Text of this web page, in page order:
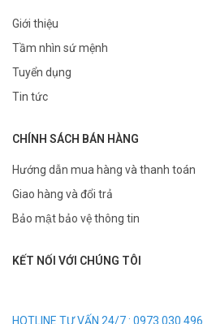
Giới thiệu
Tầm nhìn sứ mệnh
Tuyển dụng
Tin tức
CHÍNH SÁCH BÁN HÀNG
Hướng dẫn mua hàng và thanh toán
Giao hàng và đổi trả
Bảo mật bảo vệ thông tin
KẾT NỐI VỚI CHÚNG TÔI
HOTLINE TƯ VẤN 24/7 : 0973.030.496